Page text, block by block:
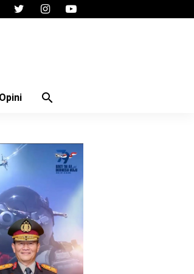
Opini search